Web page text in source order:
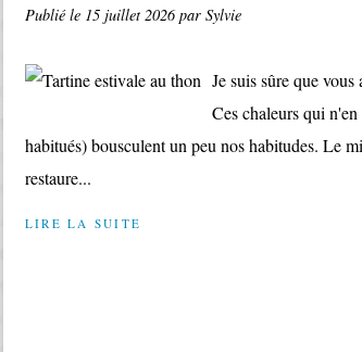
Publié le 15 juillet 2026par Sylvie
Je suis sûre que
Ces chaleurs qui
habitués) bousculent un peu nos habitudes. Le
restaure...
LIRE LA SUITE